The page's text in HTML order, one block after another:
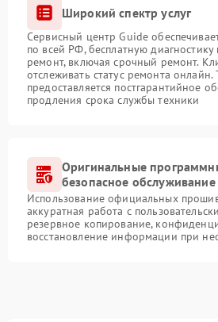
Широкий спектр услуг
Сервисный центр Guide
по всей РФ, бесплатную диагностику
ремонт, включая срочный ремонт.
отслеживать статус ремонта онлайн.
предоставляется постгарантийное
продления срока службы техники
Оригинальные
безопасное
Использование официальных
аккуратная работа с
резервное копирование,
восстановление информации при